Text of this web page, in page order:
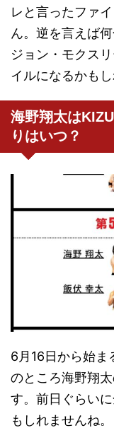
レと言ったファ
ん。逆を言えば
ジョン・モクス
イルになるかもし
海野翔太は
りはいつ？
6月16日から始ま
のところ海野翔
す。前日ぐらい
もしれませんね。